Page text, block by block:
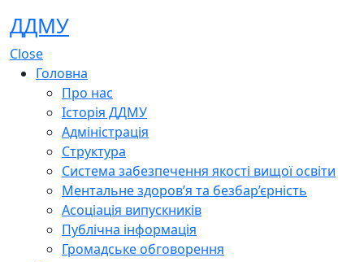
ДДМУ
Close
Головна
Про нас
Історія ДДМУ
Адміністрація
Структура
Система забезпечення якості вищої освіти
Ментальне здоров’я та безбар’єрність
Асоціація випускників
Публічна інформація
Громадське обговорення